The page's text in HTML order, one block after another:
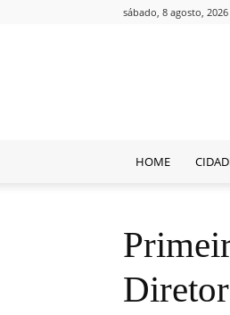
sábado, 8 agosto, 2026
HOME